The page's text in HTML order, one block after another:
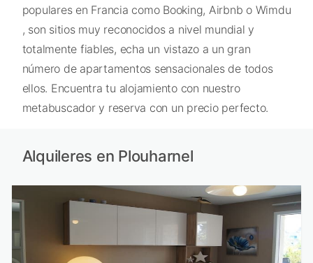
populares en Francia como Booking, Airbnb o Wimdu
, son sitios muy reconocidos a nivel mundial y
totalmente fiables, echa un vistazo a un gran
número de apartamentos sensacionales de todos
ellos. Encuentra tu alojamiento con nuestro
metabuscador y reserva con un precio perfecto.
Alquileres en Plouharnel